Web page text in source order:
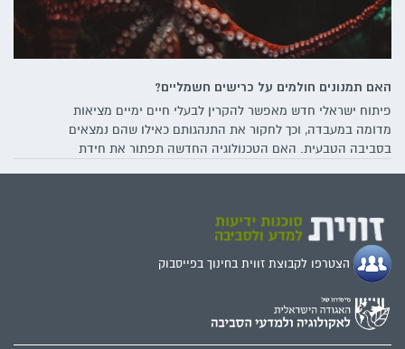
האם תמנונים חולמים על כרישים חשמליים?
פיתוח ישראלי חדש מאפשר להקרין לבעלי חיים ימיים מציאות
מדומה במעבדה, וכך לחקור את התנהגותם כאילו שהם נמצאים
בסביבה הטבעית. האם הטכנולוגיה החדשה תפתור את חידת
הצטרפו לקבוצת זווית בחינוך בפייסבוק